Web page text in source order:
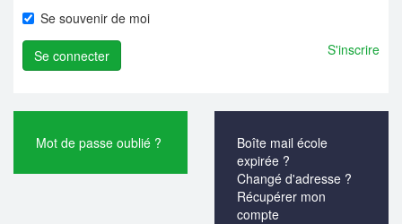
Se souvenir de moi
S'inscrire
Mot de passe oublié ?
Boîte mail école
expirée ?
Changé d'adresse ?
Récupérer mon
compte